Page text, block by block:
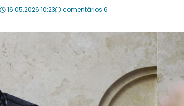
16.05.2026 10:23 comentários 6